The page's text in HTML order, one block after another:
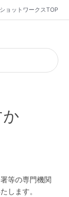
ショットワークスTOP
等の専門機関
します。